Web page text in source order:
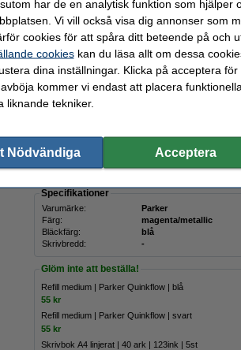
Beställ nu så skickar vi idag!
275 kr
220 kr Exkl. 25% Moms
Twist | magenta/metallic
Beskrivning
Parker Urban Twist kulspetspenna i
siluetten med runda former ligger pennan
Specifikationer
Varumärke: Parker
Färg:
magenta/metallic
Bläckfärg:
blå
Skrivbredd:
-
Glöm inte att beställa!
Refill medium | Parker Quinkflow | blå
55 kr
Refill medium | Parker Quinkflow | svart
55 kr
Skrivbok A4 linjerat | 40 ark | 123ink | 5st
har de en analytisk funktion som hjälper
Vi vill också visa dig annonser som
cookies för att spåra ditt beteende på och
cookieskan du läsa allt om dessa
dina inställningar. Klicka på acceptera
kommer vi endast att placera
liknande tekniker.
Nödvändiga Acceptera